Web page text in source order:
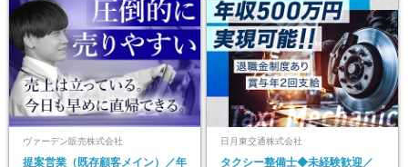
ヴァーデン販売株式会社
提案営業（既存顧客メイン）／年
日月東交通株式会社
タクシー整備士◆未経験歓迎／